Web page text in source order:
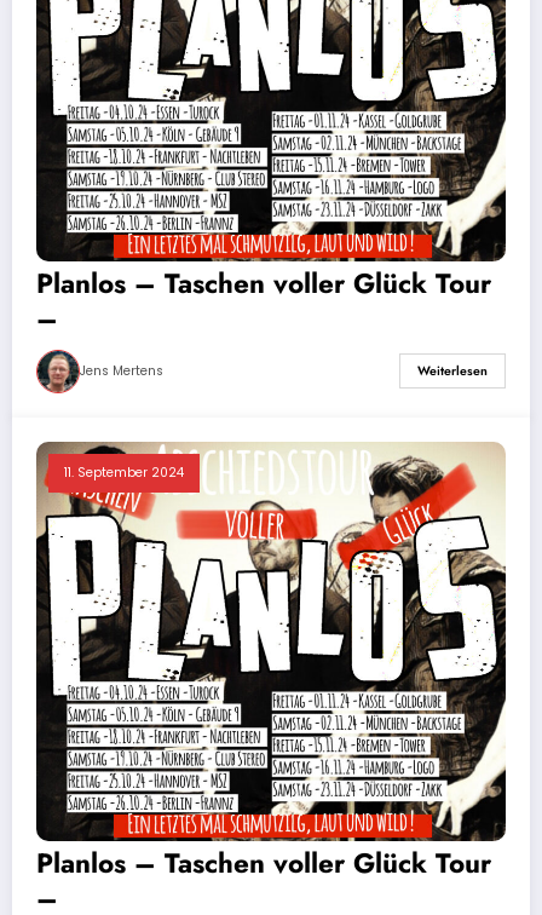
Planlos – Taschen voller Glück Tour
–
Jens Mertens Weiterlesen
11. September 2024
Planlos – Taschen voller Glück Tour
–